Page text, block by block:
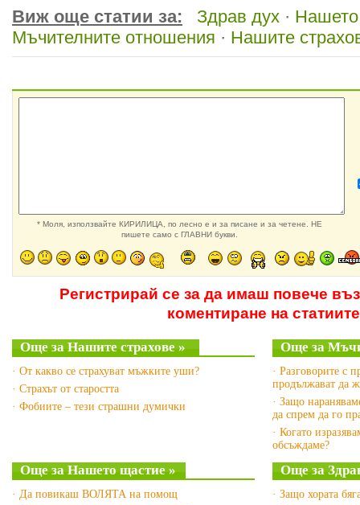
Виж още статии за: Здрав дух ·
Мъчителните отношения · Нашите
* Моля, използвайте КИРИЛИЦА, по лесно е и за писане и за четене. НЕ
пишете само с ГЛАВНИ букви.
Регистрирай се за да имаш повече
коментиране на статиите
Още за Нашите страхове »
· От какво се страхуват мъжките уши?
· Страхът от старостта
· Фобиите – тези страшни думички
Още за
· Разговорите с
продължават да
· Защо
да спрем да го
· Когато
обсъждаме?
Още за Нашето щастие »
· Да повикаш ВОЛЯТА на помощ
Още за
· Защо хората